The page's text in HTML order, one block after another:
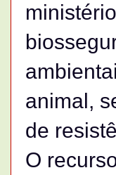
animal,
de
O